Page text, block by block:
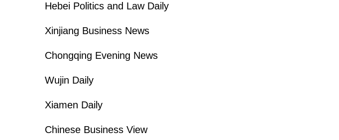
Hebei Politics and Law Daily
Xinjiang Business News
Chongqing Evening News
Wujin Daily
Xiamen Daily
Chinese Business View